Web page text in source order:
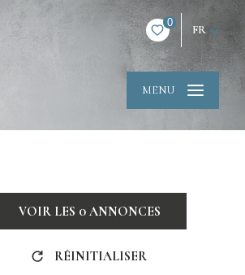
0
FR
MENU
VOIR LES 0ANNONCES
RÉINITIALISER